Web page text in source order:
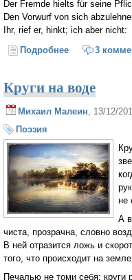
Der Fremde hielts für seine
Den Vorwurf von sich
Ihr, rief er, hinkt; ich aber nicht:
Подробнее о Страна
3
Круги на воде
Михаил Малеин , 13/12/
Поэзия
не
А
чиста, прозрачна, словно
В ней отразится ложь и
того, что происходит на земле.
Печалью не томи себя: круги